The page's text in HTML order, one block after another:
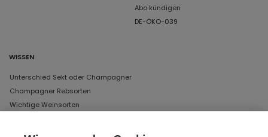
Abo kündigen
DE-ÖKO-039
WISSEN
Unterschied Sekt oder Champagner
Champagner Rebsorten
Wichtige Weinsorten